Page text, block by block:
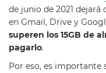
de junio de 2021
en Gmail, Drive y
superen los 15GB de
pagarlo.
Por eso, es importante